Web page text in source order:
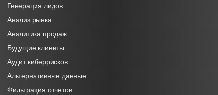
Генерация лидов
Анализ рынка
Аналитика продаж
Будущие клиенты
Аудит киберрисков
Альтернативные данные
Фильтрация отчетов